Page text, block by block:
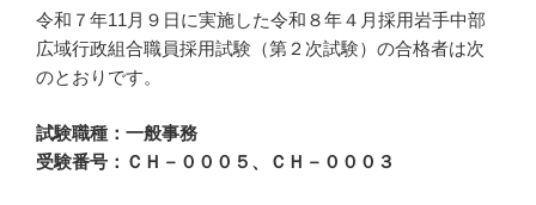
令和７年11月９日に実施した令和８年４月採用岩手中部
広域行政組合職員採用試験（第２次試験）の合格者は次
のとおりです。
試験職種：一般事務
受験番号：ＣＨ－０００５、ＣＨ－０００３